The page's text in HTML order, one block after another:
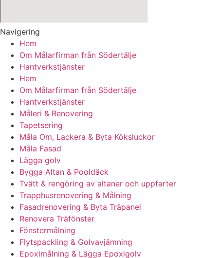
Navigering
Hem
Om Målarfirman från Södertälje
Hantverkstjänster
Hem
Om Målarfirman från Södertälje
Hantverkstjänster
Måleri & Renovering
Tapetsering
Måla Om, Lackera & Byta Köksluckor
Måla Fasad
Lägga golv
Bygga Altan & Pooldäck
Tvätt & rengöring av altaner och uppfarter
Trapphusrenovering & Målning
Fasadrenovering & Byta Träpanel
Renovera Träfönster
Fönstermålning
Flytspackling & Golvavjämning
Epoximålning & Lägga Epoxigolv